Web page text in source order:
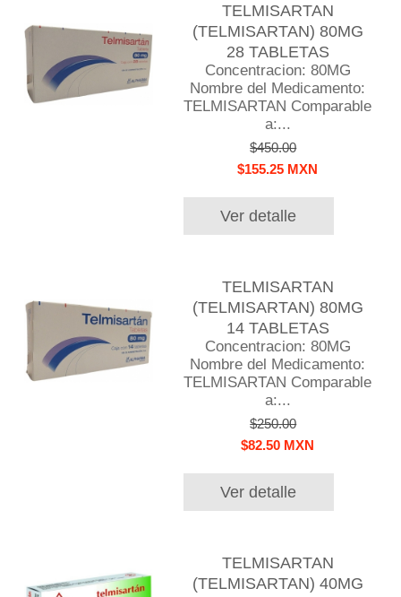
TELMISARTAN
(TELMISARTAN) 80MG
28 TABLETAS
Concentracion: 80MG
Nombre del Medicamento:
TELMISARTAN Comparable
a:...
$450.00
$155.25 MXN
Ver detalle
TELMISARTAN
(TELMISARTAN) 80MG
14 TABLETAS
Concentracion: 80MG
Nombre del Medicamento:
TELMISARTAN Comparable
a:...
$250.00
$82.50 MXN
Ver detalle
TELMISARTAN
(TELMISARTAN) 40MG